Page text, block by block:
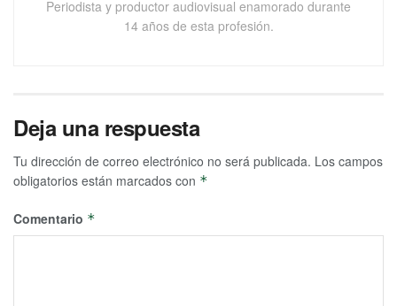
Periodista y productor audiovisual enamorado durante
14 años de esta profesión.
Deja una respuesta
Tu dirección de correo electrónico no será publicada. Los campos
obligatorios están marcados con *
Comentario *